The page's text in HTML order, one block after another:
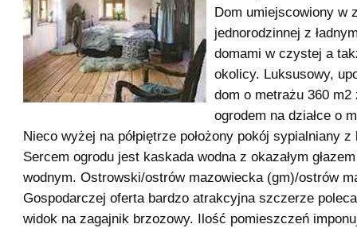
Dom umiejscowiony w
jednorodzinnej z
domami w czystej a
okolicy. Luksusowy,
dom o metrażu 360 m2
ogrodem na działce o
Nieco wyżej na półpiętrze położony pokój sypialniany z
Sercem ogrodu jest kaskada wodna z okazałym
wodnym. Ostrowski/ostrów mazowiecka (gm)/ostrów
Gospodarczej oferta bardzo atrakcyjna szczerze
widok na zagajnik brzozowy. Ilość pomieszczeń